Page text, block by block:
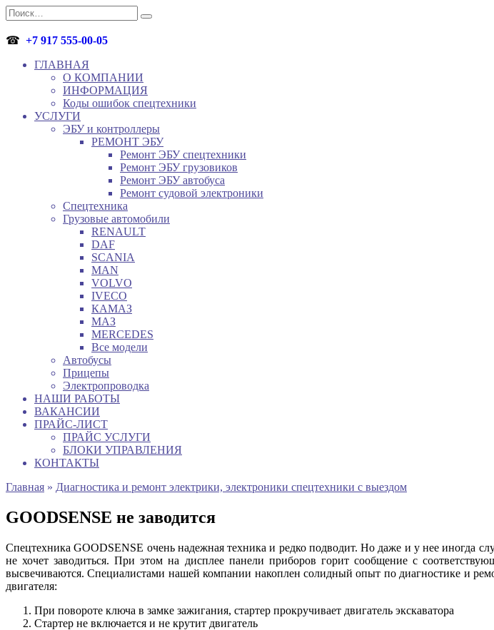
Перейти
к
содержанию
Search
for:
☎ +7 917 555-00-05
ГЛАВНАЯ
О КОМПАНИИ
ИНФОРМАЦИЯ
Коды ошибок спецтехники
УСЛУГИ
ЭБУ и контроллеры
РЕМОНТ ЭБУ
Ремонт ЭБУ спецтехники
Ремонт ЭБУ грузовиков
Ремонт ЭБУ автобуса
Ремонт судовой электроники
Спецтехника
Грузовые автомобили
RENAULT
DAF
SCANIA
MAN
VOLVO
IVECO
КАМАЗ
МАЗ
MERCEDES
Все модели
Автобусы
Прицепы
Электропроводка
НАШИ РАБОТЫ
ВАКАНСИИ
ПРАЙС-ЛИСТ
ПРАЙС УСЛУГИ
БЛОКИ УПРАВЛЕНИЯ
КОНТАКТЫ
Главная » Диагностика и ремонт электрики, электроники спецтехники с выездом
GOODSENSE не заводится
Спецтехника GOODSENSE очень надежная техника и редко подводит. Но даже и у нее иногда
не хочет заводиться. При этом на дисплее панели приборов горит сообщение с
высвечиваются. Специалистами нашей компании накоплен солидный опыт по диагностике и
двигателя:
При повороте ключа в замке зажигания, стартер прокручивает двигатель экскаватора
Стартер не включается и не крутит двигатель